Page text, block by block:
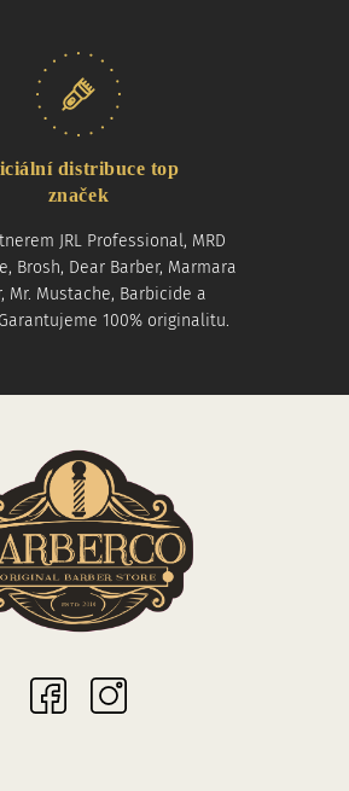
distribuce top
značek
JRL Professional, MRD
Brosh, Dear Barber, Marmara
Mr. Mustache, Barbicide a
100% originalitu.